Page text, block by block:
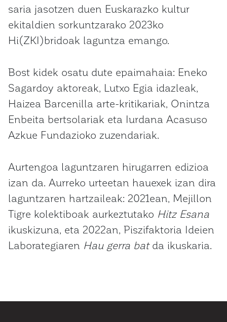
saria jasotzen duen Euskarazko kultur
ekitaldien sorkuntzarako 2023ko
Hi(ZKI)bridoak laguntza emango.
Bost kidek osatu dute epaimahaia: Eneko
Sagardoy aktoreak, Lutxo Egia idazleak,
Haizea Barcenilla arte-kritikariak, Onintza
Enbeita bertsolariak eta Iurdana Acasuso
Azkue Fundazioko zuzendariak.
Aurtengoa laguntzaren hirugarren edizioa
izan da. Aurreko urteetan hauexek izan dira
laguntzaren hartzaileak: 2021ean, Mejillon
Tigre kolektiboak aurkeztutako Hitz Esana
ikuskizuna, eta 2022an, Piszifaktoria Ideien
Laborategiaren Hau gerra batda ikuskaria.